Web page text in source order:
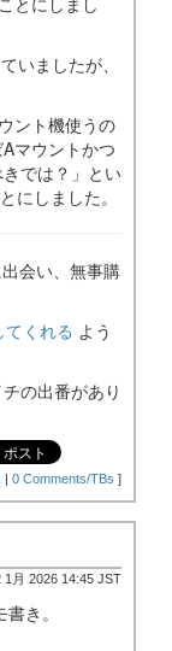
いましたが、
ント機使うの
マウントかつ
では？」とい
にしました。
会い、無事購
くれる よう
の出番があり
0 Comments/TBs ]
1月 2026 14:45 JST
き。